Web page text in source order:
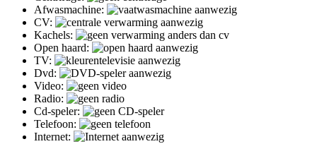
Afwasmachine:
CV:
Kachels:
Open haard:
TV:
Dvd:
Video:
Radio:
Cd-speler:
Telefoon:
Internet: